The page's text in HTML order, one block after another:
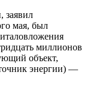
заявил
мая, был
миллионов
объект,
энергии) —